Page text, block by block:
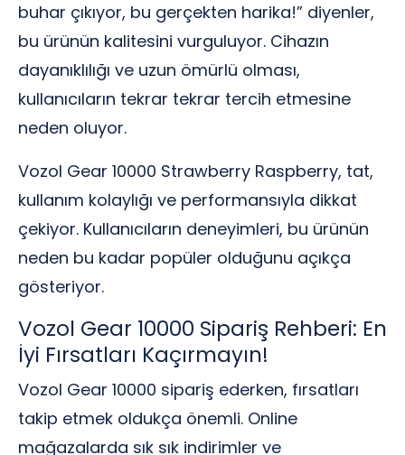
buhar çıkıyor, bu gerçekten harika!” diyenler,
bu ürünün kalitesini vurguluyor. Cihazın
dayanıklılığı ve uzun ömürlü olması,
kullanıcıların tekrar tekrar tercih etmesine
neden oluyor.
Vozol Gear 10000 Strawberry Raspberry, tat,
kullanım kolaylığı ve performansıyla dikkat
çekiyor. Kullanıcıların deneyimleri, bu ürünün
neden bu kadar popüler olduğunu açıkça
gösteriyor.
Vozol Gear 10000 Sipariş Rehberi: En
İyi Fırsatları Kaçırmayın!
Vozol Gear 10000 sipariş ederken, fırsatları
takip etmek oldukça önemli. Online
mağazalarda sık sık indirimler ve